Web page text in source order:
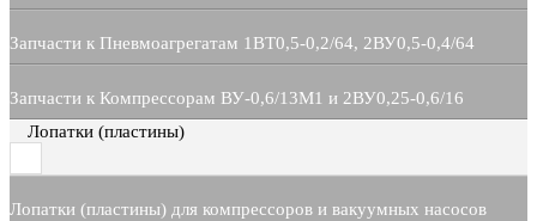
Запчасти к Пневмоагрегатам 1ВТ0,5-0,2/64, 2ВУ0,5-0,4/64
Запчасти к Компрессорам ВУ-0,6/13М1 и 2ВУ0,25-0,6/16
Лопатки (пластины)
Лопатки (пластины) для компрессоров и вакуумных насосов